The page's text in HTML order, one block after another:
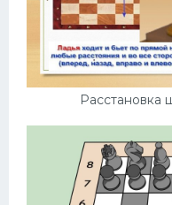
Расстановка